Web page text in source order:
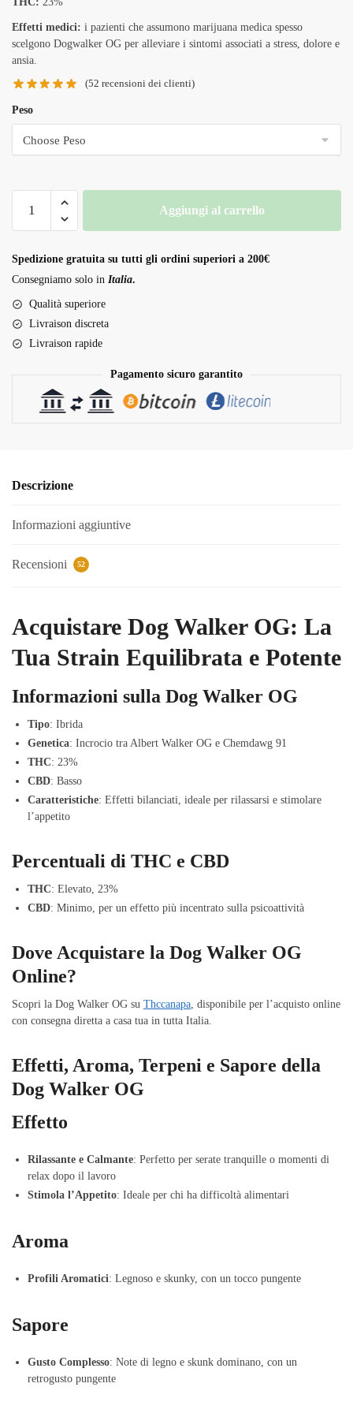
da
a
Effetti medici: i pazienti che assumono marijuana medica spesso
scelgono Dogwalker OG per alleviare i sintomi associati a stress, dolore e
ansia.
(52 recensioni dei clienti)
Peso
walker
quantità
Aggiungi al carrello
Spedizione gratuita su tutti gli ordini superiori a 200€
Consegniamo solo in Italia.
Qualità superiore
Livraison discreta
Livraison rapide
Pagamento sicuro garantito
Descrizione
Informazioni aggiuntive
Recensioni 52
Acquistare Dog Walker OG: La
Tua Strain Equilibrata e Potente
Informazioni sulla Dog Walker OG
Tipo: Ibrida
Genetica: Incrocio tra Albert Walker OG e Chemdawg 91
THC: 23%
CBD: Basso
Caratteristiche: Effetti bilanciati, ideale per rilassarsi e stimolare
l’appetito
Percentuali di THC e CBD
THC: Elevato, 23%
CBD: Minimo, per un effetto più incentrato sulla psicoattività
Dove Acquistare la Dog Walker OG
Online?
Scopri la Dog Walker OG su Thccanapa, disponibile per l’acquisto online
con consegna diretta a casa tua in tutta Italia.
Effetti, Aroma, Terpeni e Sapore della
Dog Walker OG
Effetto
Rilassante e Calmante: Perfetto per serate tranquille o momenti di
relax dopo il lavoro
Stimola l’Appetito: Ideale per chi ha difficoltà alimentari
Aroma
Profili Aromatici: Legnoso e skunky, con un tocco pungente
Sapore
Gusto Complesso: Note di legno e skunk dominano, con un
retrogusto pungente